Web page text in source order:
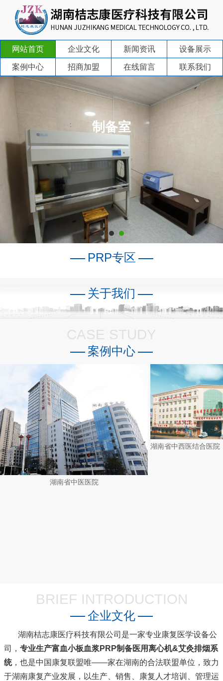
网站首页 企业文化 新闻资讯 设备展示
案例中心 招商加盟 在线留言 联系我们
制备室
PRP专区
关于我们
CASE STUDY
案例中心
湖南省中医医院
BRIEF INTRODUCTION
企业文化
湖南桔志康医疗科技有限公司是一家专业康复医学设备公
司， 专业生产富血小板血浆PRP制备医用离心机&艾灸排烟系
统，也是中国康复联盟唯――家在湖南的合法联盟单位，致力
于湖南康复产业发展，以生产、销售、康复人才培训、管理运